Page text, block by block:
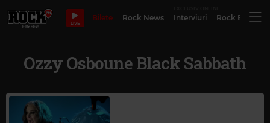
LIVE
Bilete Rock News Interviuri Rock
Ozzy Osboune Black Sabbath